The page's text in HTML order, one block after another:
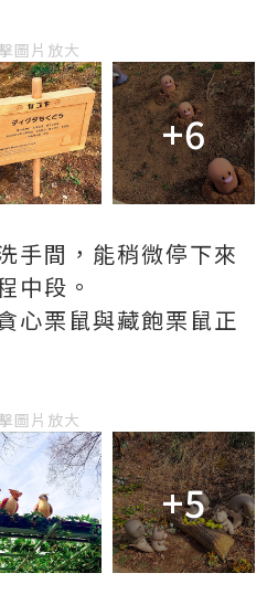
圖片放大
+6
手間，能稍微停下來
中段。
心栗鼠與藏飽栗鼠正
圖片放大
+5